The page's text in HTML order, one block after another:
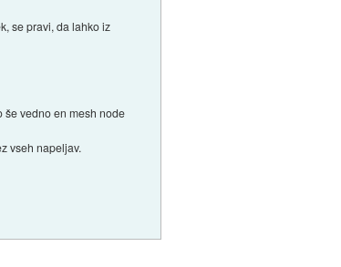
se pravi, da lahko iz
še vedno en mesh node
vseh napeljav.